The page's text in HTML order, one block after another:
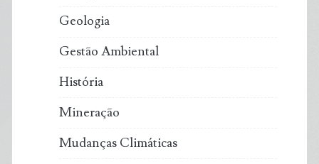
Geologia
Gestão Ambiental
História
Mineração
Mudanças Climáticas